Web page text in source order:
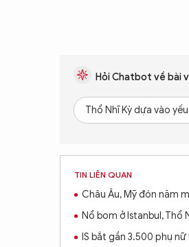
Hỏi Chatbot về bài
Thổ Nhĩ Kỳ dựa vào
TIN LIÊN QUAN
Châu Âu, Mỹ đón năm
Nổ bom ở Istanbul, Thổ
IS bắt gần 3.500 phụ